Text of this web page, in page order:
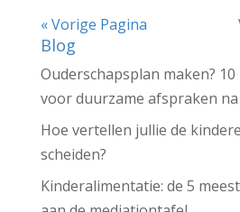
« Vorige Pagina
Blog
Ouderschapsplan maken?
voor duurzame afspraken
Hoe vertellen jullie de
scheiden?
Kinderalimentatie: de 5